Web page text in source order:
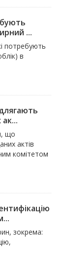
...
потребують
в
що
актів
комітетом
зокрема: